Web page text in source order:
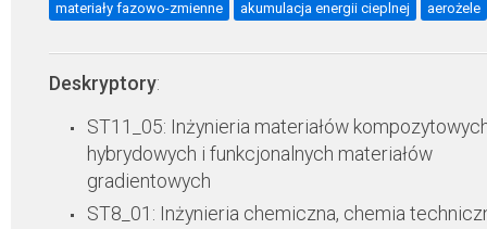
materiały fazowo-zmienne akumulacja energii cieplnej aerożele
Deskryptory:
ST11_05: Inżynieria materiałów
hybrydowych i funkcjonalnych materiałów
gradientowych
ST8_01: Inżynieria chemiczna, chemia